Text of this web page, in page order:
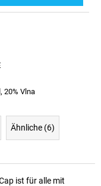
20% Vlna
Ähnliche (6)
ist für alle mit